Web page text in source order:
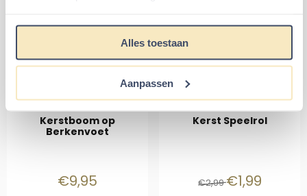
Alles toestaan
Aanpassen
Aanbevolen artikelen voor
Kerstboom of Kerstbord
Kerstboom op
Berkenvoet
Prijs: 9,95
€9,95
Kerst Speelrol
Van 2,99 voor
€2,99€1,99